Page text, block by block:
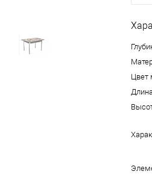
Цвет
Длина